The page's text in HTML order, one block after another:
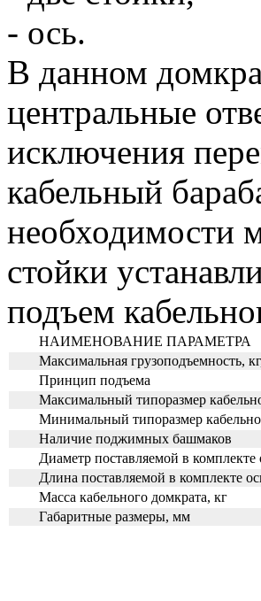
- ось.
В данном
центральные
исключения
кабельный
необходимости
стойки
подъем
НАИМЕНОВАНИЕ ПАРАМЕТРА
Максимальная грузоподъемность,
Принцип подъема
Максимальный типоразмер
Минимальный типоразмер
Наличие поджимных башмаков
Диаметр поставляемой в
Длина поставляемой в комплекте
Масса кабельного домкрата, кг
Габаритные размеры, мм